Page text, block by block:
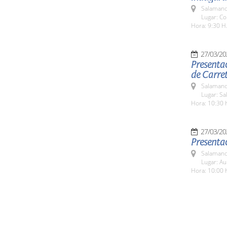
Lugar:
Hora: 9:30 H.
27/03/
de
Lugar:
Hora: 10:30
27/03/
Lugar:
Hora: 10:00